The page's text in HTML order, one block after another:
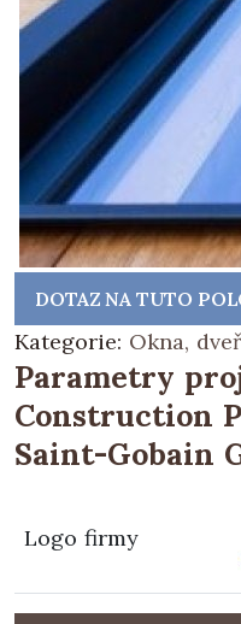
DOTAZ NA TUTO
Kategorie: Okna,
Parametry
Construction
Saint-Gobain
Logo firmy